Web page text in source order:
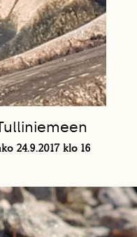
24.9.2017 klo 16